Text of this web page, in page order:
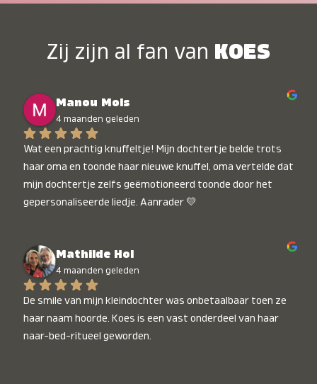
Zij zijn al fan van KOES
Manou Mols
4 maanden geleden
Wat een prachtig knuffeltje! Mijn dochtertje belde trots
haar oma en toonde haar nieuwe knuffel, oma vertelde dat
mijn dochtertje zelfs geëmotioneerd toonde door het
gepersonaliseerde liedje. Aanrader 💛
Mathilde Hol
4 maanden geleden
De smile van mijn kleindochter was onbetaalbaar toen ze
haar naam hoorde. Koes is een vast onderdeel van haar
naar-bed-ritueel geworden.